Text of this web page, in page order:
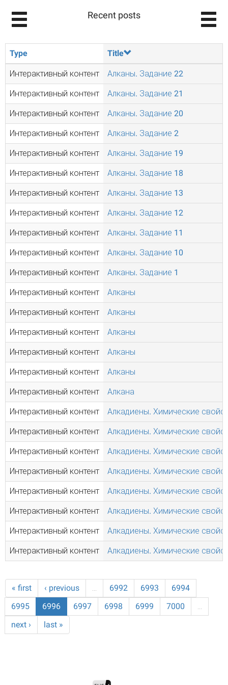
Recent posts
Type Title
Интерактивный контент Алканы. Задание 22
Интерактивный контент Алканы. Задание 21
Интерактивный контент Алканы. Задание 20
Интерактивный контент Алканы. Задание 2
Интерактивный контент Алканы. Задание 19
Интерактивный контент Алканы. Задание 18
Интерактивный контент Алканы. Задание 13
Интерактивный контент Алканы. Задание 12
Интерактивный контент Алканы. Задание 11
Интерактивный контент Алканы. Задание 10
Интерактивный контент Алканы. Задание 1
Интерактивный контент Алканы
Интерактивный контент Алканы
Интерактивный контент Алканы
Интерактивный контент Алканы
Интерактивный контент Алканы
Интерактивный контент Алкана
Интерактивный контент Алкадиены. Химические
Интерактивный контент Алкадиены. Химические
Интерактивный контент Алкадиены. Химические
Интерактивный контент Алкадиены. Химические
Интерактивный контент Алкадиены. Химические
Интерактивный контент Алкадиены. Химические
Интерактивный контент Алкадиены. Химические
Интерактивный контент Алкадиены. Химические
« first ‹ previous … 6992 6993
6994
6995
6996 6997 6998 6999 7000
…
next ›
last »